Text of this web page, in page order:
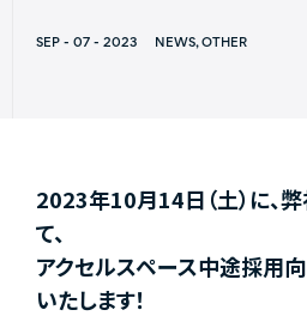
SEP - 07 - 2023 NEWS, OTHER
2023年10月14日（土）に、
て、
アクセルスペース中途採用
いたします！